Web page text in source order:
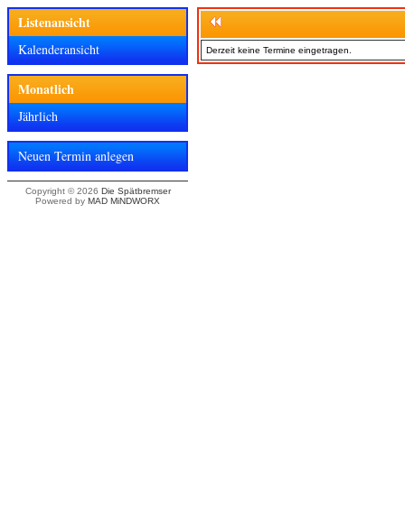
Listenansicht
Kalenderansicht
Monatlich
Jährlich
Neuen Termin anlegen
Copyright © 2026 Die Spätbremser
Powered by MAD MiNDWORX
Derzeit keine Termine eingetragen.